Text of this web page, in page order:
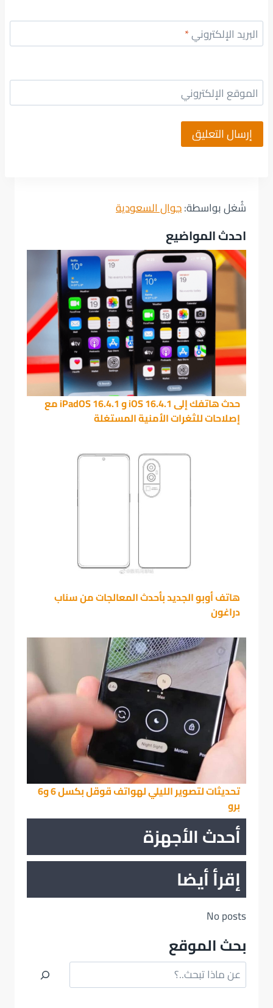
البريد الإلكتروني*
الموقع الإلكتروني
شُغل بواسطة:جوال السعودية
احدث المواضيع
حدث هاتفك إلى iOS 16.4.1 و iPadOS 16.4.1 مع
إصلاحات للثغرات الأمنية المستغلة
هاتف أوبو الجديد بأحدث المعالجات من سناب
دراغون
تحديثات لتصوير الليلي لهواتف قوقل بكسل 6 و6
برو
أحدث الأجهزة
إقرأ أيضا
No posts
بحث الموقع
البحث